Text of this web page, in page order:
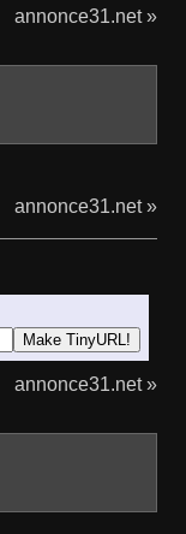
annonce31.net »
annonce31.net »
annonce31.net »